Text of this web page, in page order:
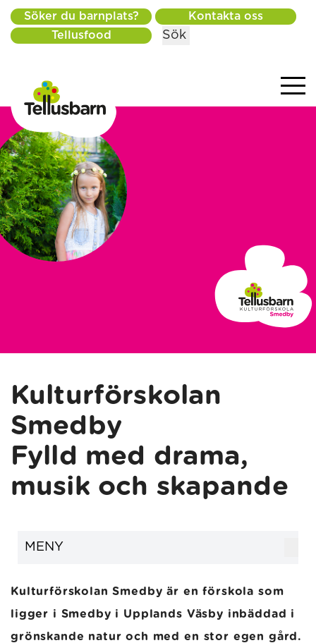
Söker du barnplats?
Kontakta oss
Tellusfood
Sök
Kulturförskolan
Smedby
Fylld med drama,
musik och skapande
Kulturförskolan Smedby är en förskola som
ligger i Smedby i Upplands Väsby inbäddad i
grönskande natur och med en stor egen gård.
MENY